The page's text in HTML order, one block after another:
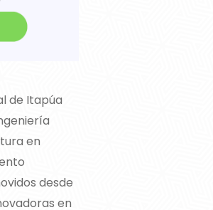
de Itapúa
en
desde
en